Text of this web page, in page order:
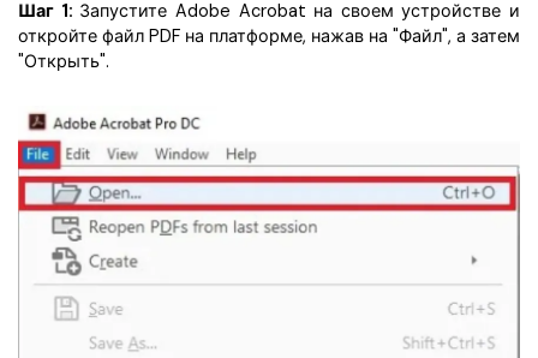
Шаг 1: Запустите Adobe Acrobat на своем устройстве и
откройте файл PDF на платформе, нажав на "Файл", а затем
"Открыть".